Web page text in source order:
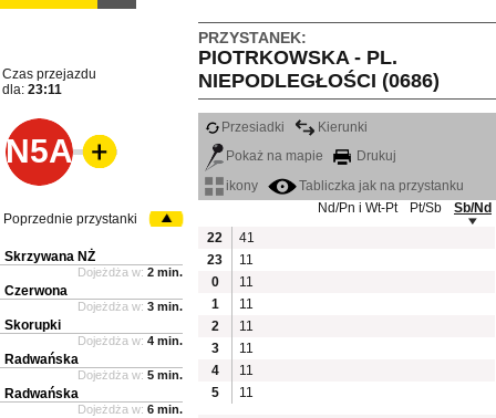
PRZYSTANEK:
PIOTRKOWSKA - PL.
NIEPODLEGŁOŚCI (0686)
Czas przejazdu
dla: 23:11
N5A
Przesiadki
Kierunki
Pokaż na mapie
Drukuj
ikony
Tabliczka jak na przystanku
Nd/Pn i Wt-Pt
Pt/Sb
Sb/Nd
22
41
23
11
0
11
1
11
2
11
3
11
4
11
5
11
Poprzednie przystanki
Skrzywana NŻ
Dojeżdża w: 2 min.
Czerwona
Dojeżdża w: 3 min.
Skorupki
Dojeżdża w: 4 min.
Radwańska
Dojeżdża w: 5 min.
Radwańska
Dojeżdża w: 6 min.